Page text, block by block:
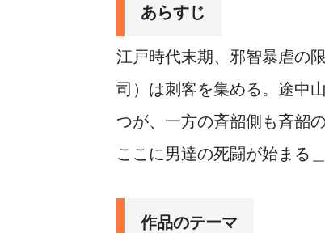
あらすじ
江戸時代末期、邪智暴虐の
司）は刺客を集める。途中
つが、一方の斉韶側も斉韶
ここに男達の死闘が始まる＿
作品のテーマ